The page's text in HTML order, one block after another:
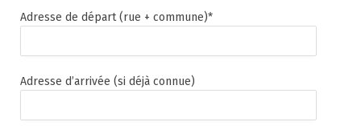
Adresse de départ (rue + commune)*
Adresse d’arrivée (si déjà connue)